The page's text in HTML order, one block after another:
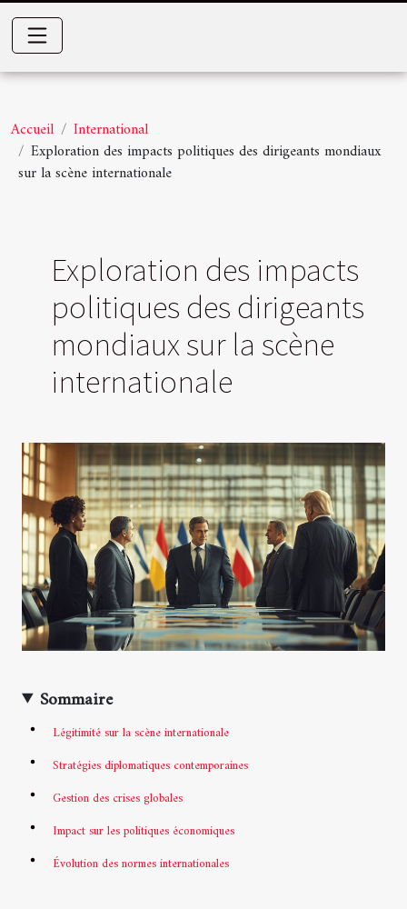
Accueil
International
Exploration des impacts politiques des dirigeants mondiaux
sur la scène internationale
Exploration des impacts
politiques des dirigeants
mondiaux sur la scène
internationale
Sommaire
Légitimité sur la scène internationale
Stratégies diplomatiques contemporaines
Gestion des crises globales
Impact sur les politiques économiques
Évolution des normes internationales